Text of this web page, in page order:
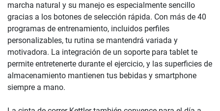
marcha natural y su manejo es especialmente sencillo
gracias a los botones de selección rápida. Con más de 40
programas de entrenamiento, incluidos perfiles
personalizables, tu rutina se mantendrá variada y
motivadora. La integración de un soporte para tablet te
permite entretenerte durante el ejercicio, y las superficies de
almacenamiento mantienen tus bebidas y smartphone
siempre a mano.